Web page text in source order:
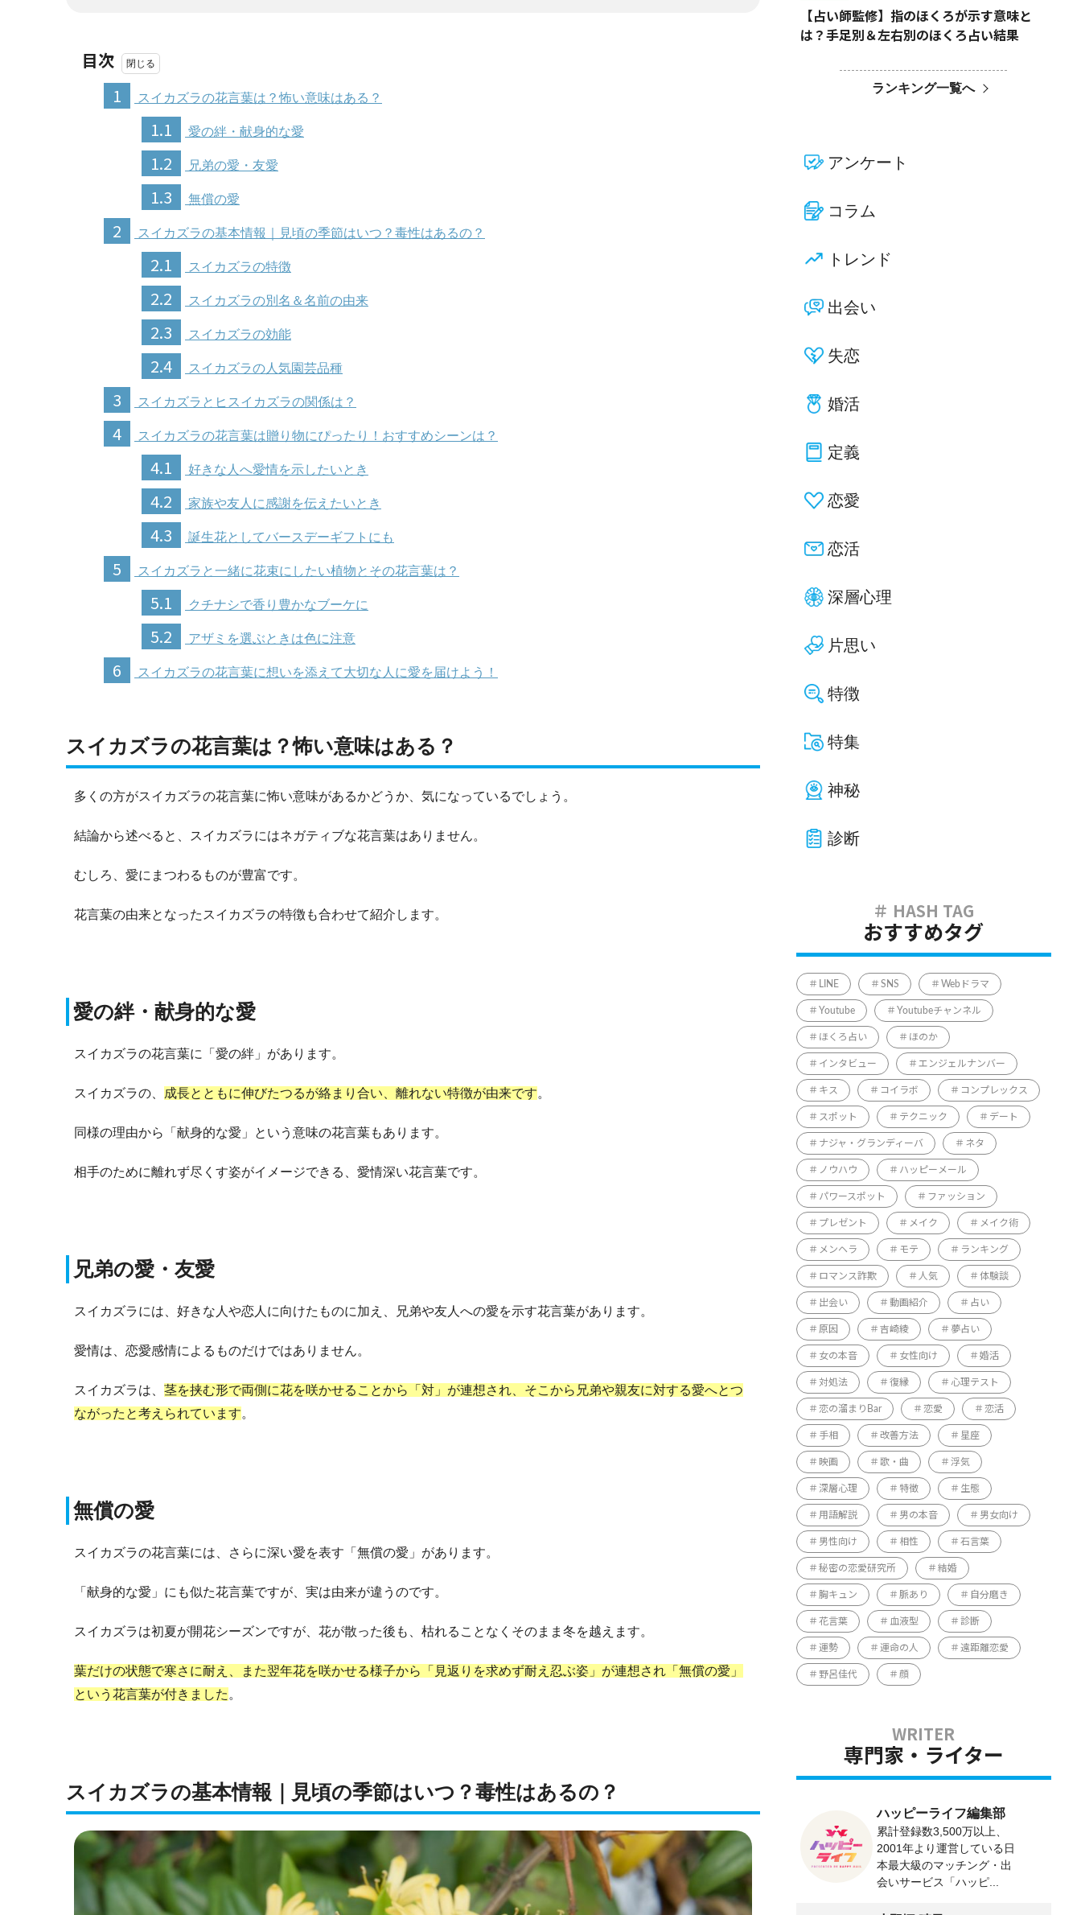
目次
1
スイカズラの花言葉は？怖い意味はある？
1.1 愛の絆・献身的な愛
1.2 兄弟の愛・友愛
1.3 無償の愛
2 スイカズラの基本情報｜見頃の季節はいつ？毒性はあるの？
2.1 スイカズラの特徴
2.2 スイカズラの別名＆名前の由来
2.3 スイカズラの効能
2.4 スイカズラの人気園芸品種
3 スイカズラとヒスイカズラの関係は？
4 スイカズラの花言葉は贈り物にぴったり！おすすめシーンは？
4.1 好きな人へ愛情を示したいとき
4.2 家族や友人に感謝を伝えたいとき
4.3 誕生花としてバースデーギフトにも
5 スイカズラと一緒に花束にしたい植物とその花言葉は？
5.1 クチナシで香り豊かなブーケに
5.2 アザミを選ぶときは色に注意
6 スイカズラの花言葉に想いを添えて大切な人に愛を届けよう！
スイカズラの花言葉は？怖い意味はある？
多くの方がスイカズラの花言葉に怖い意味があるかどうか、気になっているでしょう。
結論から述べると、スイカズラにはネガティブな花言葉はありません。
むしろ、愛にまつわるものが豊富です。
花言葉の由来となったスイカズラの特徴も合わせて紹介します。
愛の絆・献身的な愛
スイカズラの花言葉に「愛の絆」があります。
スイカズラの、 成長とともに伸びたつるが絡まり合い、離れない特徴が由来です。
同様の理由から「献身的な愛」という意味の花言葉もあります。
相手のために離れず尽くす姿がイメージできる、愛情深い花言葉です。
兄弟の愛・友愛
スイカズラには、好きな人や恋人に向けたものに加え、兄弟や友人への愛を示す花言葉があります。
愛情は、恋愛感情によるものだけではありません。
スイカズラは、 茎を挟む形で両側に花を咲かせることから「対」が連想され、そこから兄弟や親友に対する愛へとつ
ながったと考えられています。
無償の愛
スイカズラの花言葉には、さらに深い愛を表す「無償の愛」があります。
「献身的な愛」にも似た花言葉ですが、実は由来が違うのです。
スイカズラは初夏が開花シーズンですが、花が散った後も、枯れることなくそのまま冬を越えます。
葉だけの状態で寒さに耐え、また翌年花を咲かせる様子から「見返りを求めず耐え忍ぶ姿」が連想され「無償の愛」
という花言葉が付きました 。
スイカズラの基本情報｜見頃の季節はいつ？毒性はあるの？
【占い師監修】指のほくろが示す意味と
は？手足別＆左右別のほくろ占い結果
ランキング一覧へ
アンケート
コラム
トレンド
出会い
失恋
婚活
定義
恋愛
恋活
深層心理
片思い
特徴
特集
神秘
診断
おすすめタグ
LINE SNS Webドラマ
Youtube Youtubeチャンネル
ほくろ占い ほのか
インタビュー エンジェルナンバー
キス コイラボ コンプレックス
スポット テクニック デート
ナジャ・グランディーバ ネタ
ノウハウ ハッピーメール
パワースポット ファッション
プレゼント メイク メイク術
メンヘラ モテ ランキング
ロマンス詐欺 人気 体験談
出会い 動画紹介 占い
原因 吉崎綾 夢占い
女の本音 女性向け 婚活
対処法 復縁 心理テスト
恋の溜まりBar 恋愛 恋活
手相 改善方法 星座
映画 歌・曲 浮気
深層心理 特徴 生態
用語解説 男の本音 男女向け
男性向け 相性 石言葉
秘密の恋愛研究所 結婚
胸キュン 脈あり 自分磨き
花言葉 血液型 診断
運勢 運命の人 遠距離恋愛
野呂佳代 顔
専門家・ライター
ハッピーライフ編集部
累計登録数3,500万以上、
2001年より運営している日
本最大級のマッチング・出
会いサービス「ハッピ...